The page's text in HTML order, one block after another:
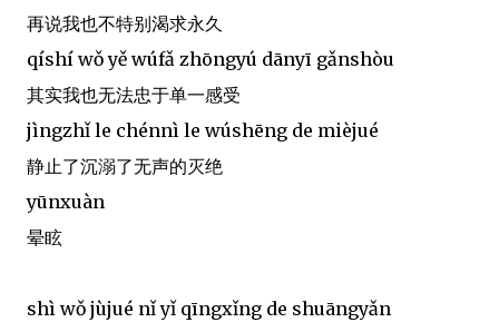
再说我也不特别渴求永久
qíshí wǒ yě wúfǎ zhōngyú dānyī gǎnshòu
其实我也无法忠于单一感受
jìngzhǐ le chénnì le wúshēng de mièjué
静止了沉溺了无声的灭绝
yūnxuàn
晕眩
shì wǒ jùjué nǐ yǐ qīngxǐng de shuāngyǎn